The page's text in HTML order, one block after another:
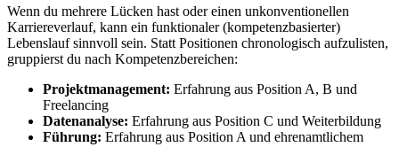
Wenn du mehrere Lücken hast oder einen unkonventionellen
Karriereverlauf, kann ein funktionaler (kompetenzbasierter)
Lebenslauf sinnvoll sein. Statt Positionen chronologisch aufzulisten,
gruppierst du nach Kompetenzbereichen:
Projektmanagement: Erfahrung aus Position A, B und
Freelancing
Datenanalyse: Erfahrung aus Position C und Weiterbildung
Führung: Erfahrung aus Position A und ehrenamtlichem